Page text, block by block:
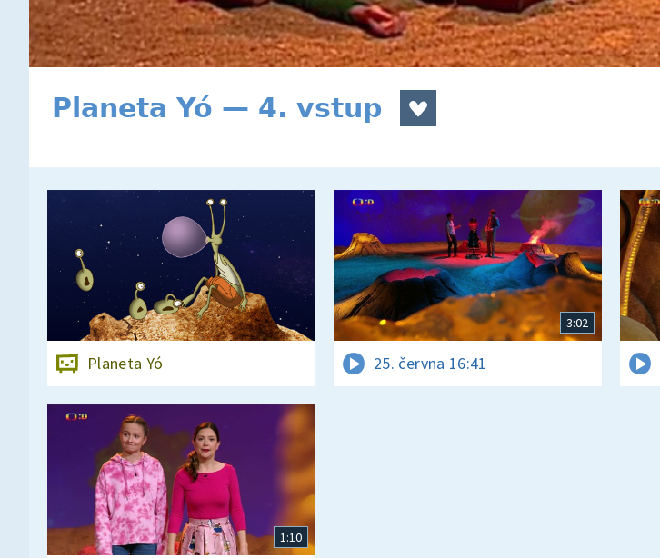
Planeta Yó — 4. vstup
Planeta Yó
3:02
25. června 16:41
1:10